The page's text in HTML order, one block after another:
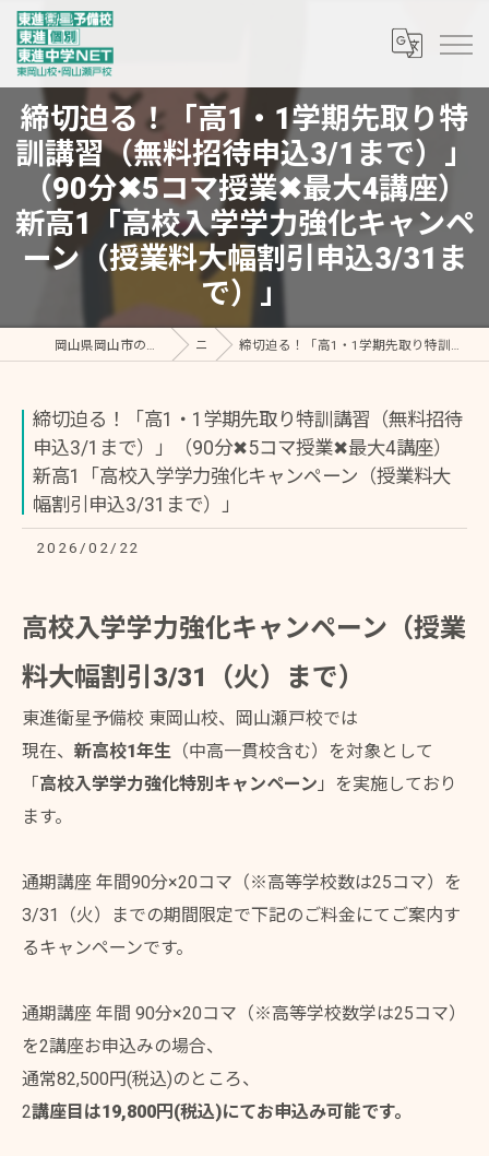
締切迫る！「高1・1学期先取り特
訓講習（無料招待申込3/1まで）」
（90分✖5コマ授業✖最大4講座）
新高1「高校入学学力強化キャンペ
ーン（授業料大幅割引申込3/31ま
で）」
岡山県岡山市の塾なら東進個別 東岡山教室・東進中学NET/東進衛星予備校 東岡山校 ニュース 締切迫る！「高1・1学期先取り特訓講習（無料招待申込3/1まで）」（90分✖5コマ授業✖最大4講座）新高1「高校入学学力強化キャンペーン（授業料大幅割引申込3/31まで）」
締切迫る！「高1・1学期先取り特訓講習（無料招待
申込3/1まで）」（90分✖5コマ授業✖最大4講座）
新高1「高校入学学力強化キャンペーン（授業料大
幅割引申込3/31まで）」
2026/02/22
高校入学学力強化キャンペーン（授業
料大幅割引3/31（火）まで）
東進衛星予備校 東岡山校、岡山瀬戸校では
現在、 新高校1年生 （中高一貫校含む）を対象として
「高校入学学力強化特別キャンペーン 」を実施しており
ます。
通期講座 年間90分×20コマ（※高等学校数は25コマ）を
3/31（火）までの期間限定で下記のご料金にてご案内す
るキャンペーンです。
通期講座 年間 90分×20コマ（※高等学校数学は25コマ）
を2講座お申込みの場合、
通常82,500円(税込)のところ、
2講座目は19,800円(税込)にてお申込み可能です。